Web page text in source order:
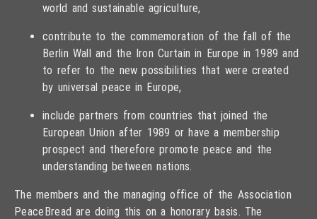
world and sustainable agriculture,
contribute to the commemoration of the fall of the
Berlin Wall and the Iron Curtain in Europe in 1989 and
to refer to the new possibilities that were created
by universal peace in Europe,
include partners from countries that joined the
European Union after 1989 or have a membership
prospect and therefore promote peace and the
understanding between nations.
The members and the managing office of the Association
PeaceBread are doing this on a honorary basis. The